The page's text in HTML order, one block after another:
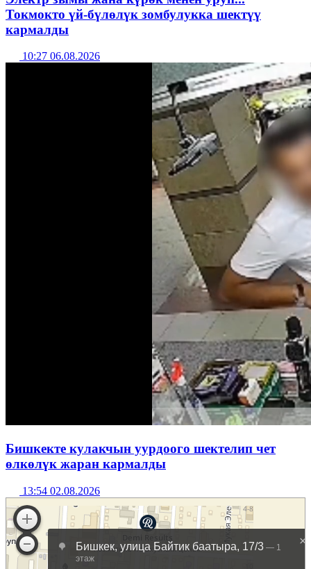
Токмокто үй-бүлөлүк зомбулукка шектүү
кармалды
10:27 06.08.2026
Бишкекте кулакчын уурдоого шектелип чет
өлкөлүк жаран кармалды
13:54 02.08.2026